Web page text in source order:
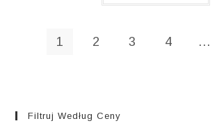
1 2 3 4 …
Filtruj Według Ceny